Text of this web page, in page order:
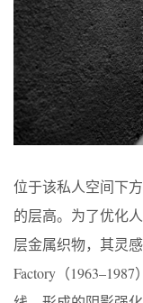
位于该私人空间下
的层高。为了优化
层金属织物，其灵
Factory（